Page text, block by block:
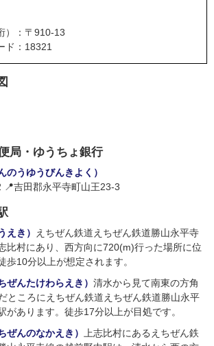
）：〒910-13
ド：18321
局・ゆうちょ銀行
のうゆうびんきよく）
吉田郡永平寺町山王23-3
えき）
えちぜん鉄道えちぜん鉄道勝山永平寺
比村にあり、西方向に720(m)行った場所に位
歩10分以上が想定されます。
ぜんたけわらえき） 清水から見て南東の方角
ところにえちぜん鉄道えちぜん鉄道勝山永平
があります。徒歩17分以上が目処です。
ぜんのなかえき） 上志比村にあるえちぜん鉄